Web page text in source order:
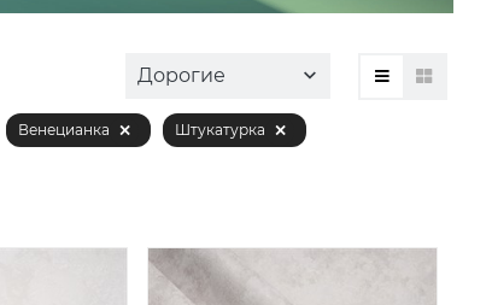
Дорогие
Венецианка Штукатурка